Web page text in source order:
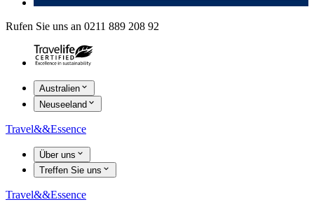
Rufen Sie uns an 0211 889 208 92
Australien
Neuseeland
Travel&&Essence
Über uns
Treffen Sie uns
Travel&&Essence